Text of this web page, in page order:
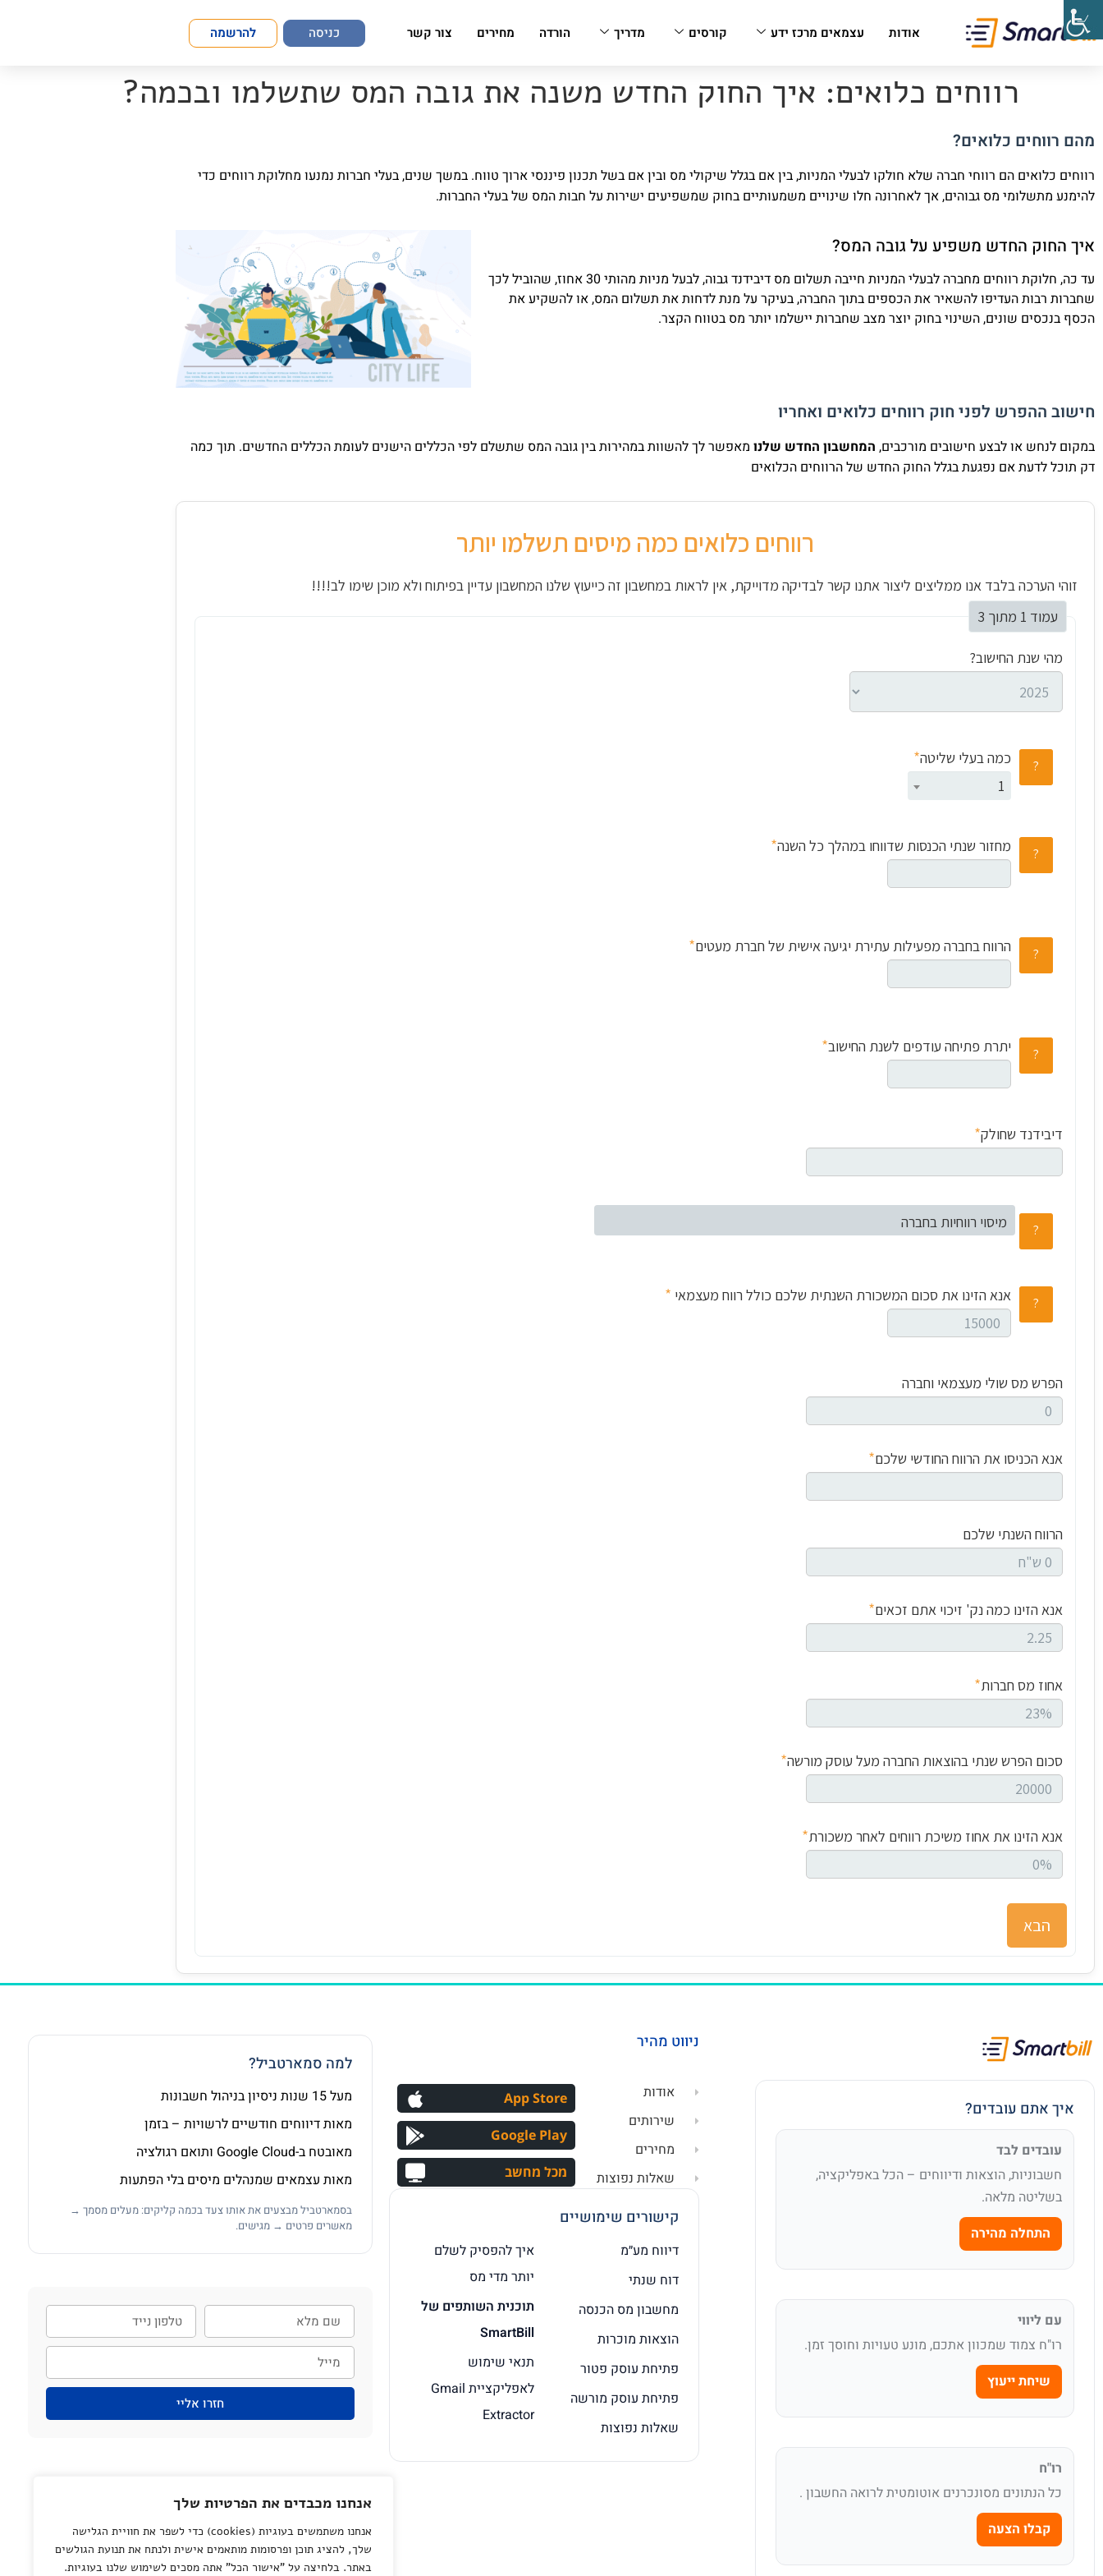
אנחנו מכבדים את הפרטיות שלך
אנחנו משתמשים בעוגיות (cookies) כדי לשפר את חוויית הגלישה
שלך, להציג תוכן ופרסומות מותאמים אישית ולנתח את תנועת הגולשים
באתר. בלחיצה על "אישור הכל" אתה מסכים לשימוש שלנו בעוגיות.
אודות עצמאים מרכז ידע קורסים מדריך הורדה מחירים צור קשר כניסה להרשמה
רווחים כלואים: איך החוק החדש משנה את גובה המס שתשלמו ובכמה?
מהם רווחים כלואים?
רווחים כלואים הם רווחי חברה שלא חולקו לבעלי המניות, בין אם בגלל שיקולי מס ובין אם בשל תכנון פיננסי ארוך טווח. במשך שנים, בעלי חברות נמנעו מחלוקת רווחים כדי
להימנע מתשלומי מס גבוהים, אך לאחרונה חלו שינויים משמעותיים בחוק שמשפיעים ישירות על חבות המס של בעלי החברות.
איך החוק החדש משפיע על גובה המס?
עד כה, חלוקת רווחים מחברה לבעלי המניות חייבה תשלום מס דיבידנד גבוה, לבעל מניות מהותי 30 אחוז, שהוביל לכך
שחברות רבות העדיפו להשאיר את הכספים בתוך החברה, בעיקר על מנת לדחות את תשלום המס, או להשקיע את
הכסף בנכסים שונים, השינוי בחוק יוצר מצב שחברות יישלמו יותר מס בטווח הקצר.
חישוב ההפרש לפני חוק רווחים כלואים ואחריו
במקום לנחש או לבצע חישובים מורכבים, המחשבון החדש שלנו מאפשר לך להשוות במהירות בין גובה המס שתשלם לפי הכללים הישנים לעומת הכללים החדשים. תוך כמה
דק תוכל לדעת אם נפגעת בגלל החוק החדש של הרווחים הכלואים
רווחים כלואים כמה מיסים תשלמו יותר
זוהי הערכה בלבד אנו ממליצים ליצור אתנו קשר לבדיקה מדוייקת, אין לראות במחשבון זה כייעוץ שלנו המחשבון עדיין בפיתוח ולא מוכן שימו לב!!!!
עמוד 1 מתוך 3
מהי שנת החישוב?
כמה בעלי שליטה*
1
מחזור שנתי הכנסות שדווחו במהלך כל השנה*
הרווח בחברה מפעילות עתירת יגיעה אישית של חברת מעטים*
יתרת פתיחה עודפים לשנת החישוב*
דיבידנד שחולק*
מיסוי רווחיות בחברה
אנא הזינו את סכום המשכורת השנתית שלכם כולל רווח מעצמאי *
הפרש מס שולי מעצמאי וחברה
אנא הכניסו את הרווח החודשי שלכם*
הרווח השנתי שלכם
אנא הזינו כמה נק' זיכוי אתם זכאים*
אחוז מס חברות*
סכום הפרש שנתי בהוצאות החברה מעל עוסק מורשה*
אנא הזינו את אחוז משיכת רווחים לאחר משכורת*
הבא
איך אתם עובדים?
עובדים לבד
חשבוניות, הוצאות ודיווחים – הכל באפליקציה,
בשליטה מלאה.
התחלה מהירה
עם ליווי
רו"ח צמוד שמכוון אתכם, מונע טעויות וחוסך זמן.
שיחת ייעוץ
רו"ח
כל הנתונים מסונכרנים אוטומטית לרואה החשבון .
קבלו הצעה
ניווט מהיר
אודות
שירותים
מחירים
שאלות נפוצות
App Store
Google Play
מכל מחשב
קישורים שימושיים
דיווח מע״מ
דוח שנתי
מחשבון מס הכנסה
הוצאות מוכרות
פתיחת עוסק פטור
פתיחת עוסק מורשה
שאלות נפוצות
איך להפסיק לשלם
יותר מדי מס
תוכנית השותפים של
SmartBill
תנאי שימוש
לאפליקציית Gmail
Extractor
למה סמארטביל?
מעל 15 שנות ניסיון בניהול חשבונות
מאות דיווחים חודשיים לרשויות – בזמן
מאובטח ב-Google Cloud ותואם רגולציה
מאות עצמאים שמנהלים מיסים בלי הפתעות
בסמארטביל מבצעים את אותו צעד בכמה קליקים: מעלים מסמך →
מאשרים פרטים → מגישים.
חזרו אליי